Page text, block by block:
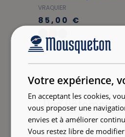
VRAQUIER
85,00 €
Des
Votre expérience,
En acceptant les cookies,
vous proposer une
envies et à améliorer
Vous restez libre de